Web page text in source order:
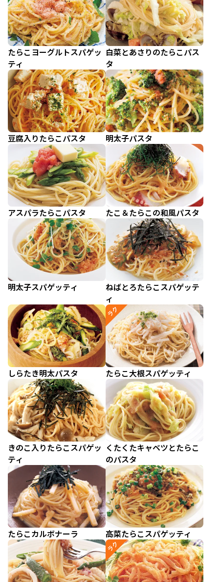
たらこヨーグルトスパゲッ
ティ
白菜とあさりのたらこパス
タ
豆腐入りたらこパスタ 明太子パスタ
アスパラたらこパスタ たこ＆たらこの和風パスタ
明太子スパゲッティ
ねばとろたらこスパゲッテ
ィ
しらたき明太パスタ
ラク
たらこ大根スパゲッティ
きのこ入りたらこスパゲッ
ティ
くたくたキャベツとたらこ
のパスタ
たらこカルボナーラ 高菜たらこスパゲッティ
ラク